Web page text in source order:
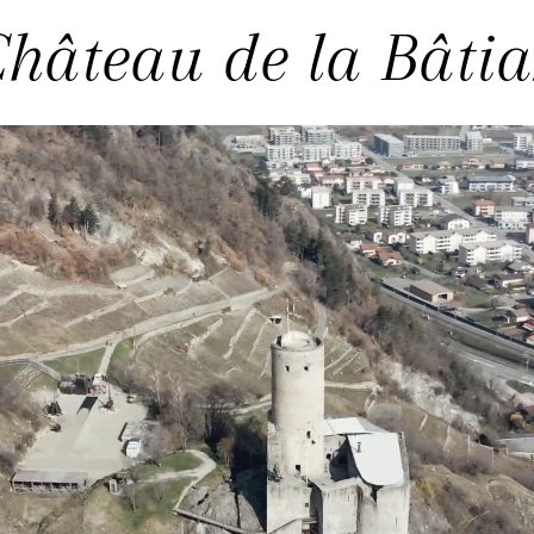
de la